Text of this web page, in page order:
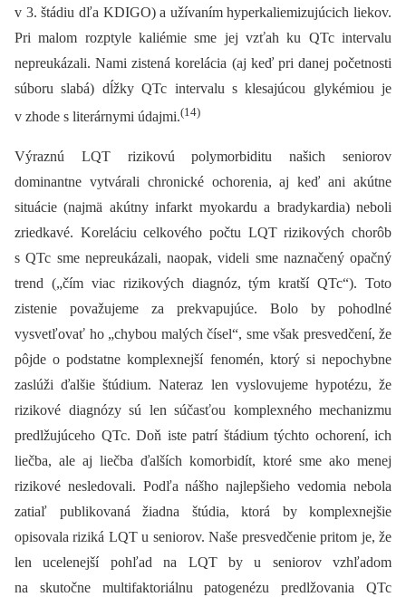
v 3. štádiu dľa KDIGO) a užívaním hyperkaliemizujúcich liekov.
Pri malom rozptyle kaliémie sme jej vzťah ku QTc intervalu
nepreukázali. Nami zistená korelácia (aj keď pri danej početnosti
súboru slabá) dĺžky QTc intervalu s klesajúcou glykémiou je
v zhode s literárnymi údajmi.(14)
Výraznú LQT rizikovú polymorbiditu našich seniorov
dominantne vytvárali chronické ochorenia, aj keď ani akútne
situácie (najmä akútny infarkt myokardu a bradykardia) neboli
zriedkavé. Koreláciu celkového počtu LQT rizikových chorôb
s QTc sme nepreukázali, naopak, videli sme naznačený opačný
trend („čím viac rizikových diagnóz, tým kratší QTc“). Toto
zistenie považujeme za prekvapujúce. Bolo by pohodlné
vysvetľovať ho „chybou malých čísel“, sme však presvedčení, že
pôjde o podstatne komplexnejší fenomén, ktorý si nepochybne
zaslúži ďalšie štúdium. Nateraz len vyslovujeme hypotézu, že
rizikové diagnózy sú len súčasťou komplexného mechanizmu
predlžujúceho QTc. Doň iste patrí štádium týchto ochorení, ich
liečba, ale aj liečba ďalších komorbidít, ktoré sme ako menej
rizikové nesledovali. Podľa nášho najlepšieho vedomia nebola
zatiaľ publikovaná žiadna štúdia, ktorá by komplexnejšie
opisovala riziká LQT u seniorov. Naše presvedčenie pritom je, že
len ucelenejší pohľad na LQT by u seniorov vzhľadom
na skutočne multifaktoriálnu patogenézu predlžovania QTc